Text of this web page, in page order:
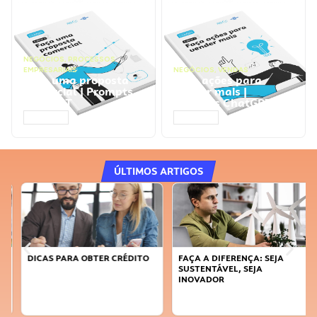
NEGÓCIOS, PROCESSOS
EMPRESARIAIS
Faça uma proposta
comercial | Prompts
ChatGPT
NEGÓCIOS, VENDAS
Faça ações para
vender mais |
Prompts ChatGPT
ÚLTIMOS ARTIGOS
DICAS PARA OBTER CRÉDITO
FAÇA A DIFERENÇA: SEJA
SUSTENTÁVEL, SEJA
INOVADOR